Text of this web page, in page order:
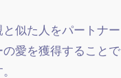
似た人をパートナ
愛を獲得すること